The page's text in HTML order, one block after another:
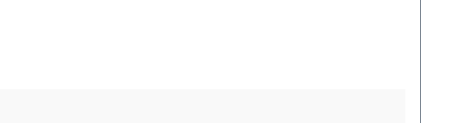
Gläser gegen Gläser in Ihrer individuellen Sehstärke
Glas für ein optimales und großflächiges Sehen. Die
Sehstärke mit.2. Clip-In VerglasungBei der Clip-In